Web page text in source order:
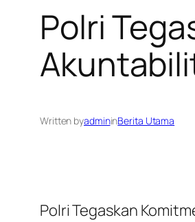
Polri
Written byadmininBerita Utama
Polri Tegaskan